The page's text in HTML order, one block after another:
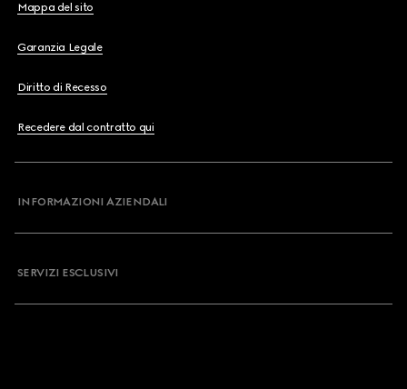
Mappa del sito
Garanzia Legale
Diritto di Recesso
Recedere dal contratto qui
INFORMAZIONI AZIENDALI
SERVIZI ESCLUSIVI